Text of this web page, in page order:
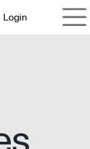
Login